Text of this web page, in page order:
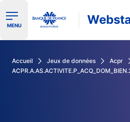
Ouvrir le menu de navigation
MENU
Accueil Jeux de données
Acpr